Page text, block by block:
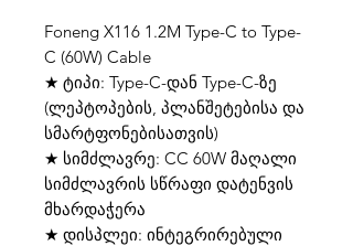
Foneng X116 1.2M Type-C to Type-
C (60W) Cable
★ ტიპი: Type-C-დან Type-C-ზე
(ლეპტოპების, პლანშეტებისა და
სმარტფონებისათვის)
★ სიმძლავრე: CC 60W მაღალი
სიმძლავრის სწრაფი დატენვის
მხარდაჭერა
★ დისპლეი: ინტეგრირებული